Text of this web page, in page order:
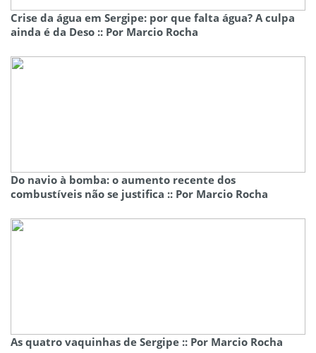
Crise da água em Sergipe: por que falta água? A culpa
ainda é da Deso :: Por Marcio Rocha
Do navio à bomba: o aumento recente dos
combustíveis não se justifica :: Por Marcio Rocha
As quatro vaquinhas de Sergipe :: Por Marcio Rocha